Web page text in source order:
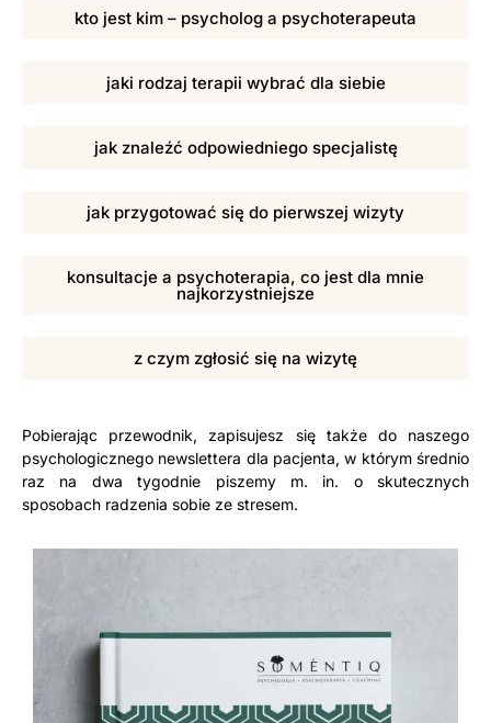
kto jest kim – psycholog a psychoterapeuta
jaki rodzaj terapii wybrać dla siebie
jak znaleźć odpowiedniego specjalistę
jak przygotować się do pierwszej wizyty
konsultacje a psychoterapia, co jest dla mnie
najkorzystniejsze
z czym zgłosić się na wizytę
Pobierając przewodnik, zapisujesz się także do naszego
psychologicznego newslettera dla pacjenta, w którym średnio
raz na dwa tygodnie piszemy m. in. o skutecznych
sposobach radzenia sobie ze stresem.